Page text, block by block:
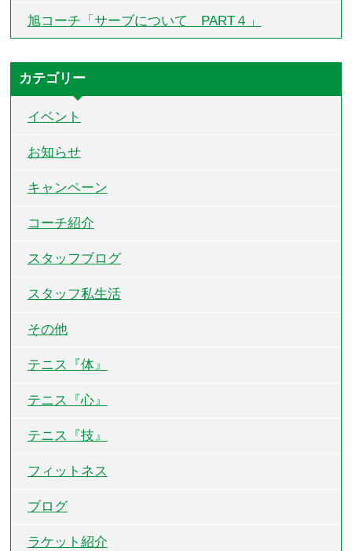
旭コーチ「サーブについて PART４」
カテゴリー
イベント
お知らせ
キャンペーン
コーチ紹介
スタッフブログ
スタッフ私生活
その他
テニス『体』
テニス『心』
テニス『技』
フィットネス
ブログ
ラケット紹介